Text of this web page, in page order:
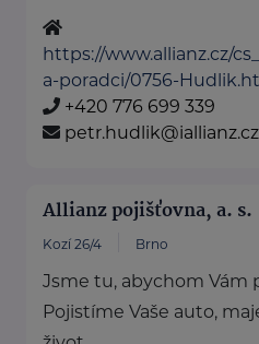
https://www.allianz.cz/
a-poradci/0756-
+420 776 699 339
petr.hudlik@iallianz.cz
Allianz pojišťovna, a. s.
Kozí 26/4 Brno
Jsme tu, abychom Vám
Pojistíme Vaše auto,